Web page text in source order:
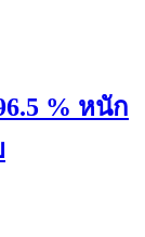
% หนัก